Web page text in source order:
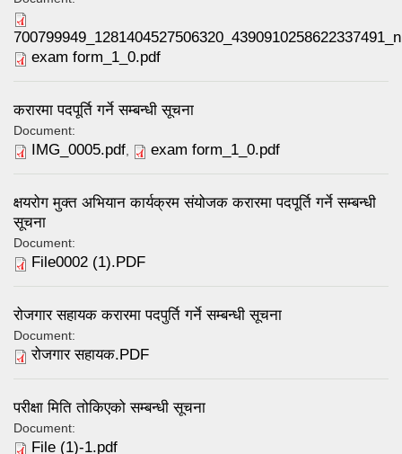
exam form_1_0.pdf
करारमा पदपूर्ति गर्ने सम्बन्धी सूचना
Document:
IMG_0005.pdf, exam form_1_0.pdf
क्षयरोग मुक्त अभियान कार्यक्रम संयोजक करारमा पदपूर्ति गर्ने सम्बन्धी
सूचना
Document:
File0002 (1).PDF
रोजगार सहायक करारमा पदपुर्ति गर्ने सम्बन्धी सूचना
Document:
रोजगार सहायक.PDF
परीक्षा मिति तोकिएको सम्बन्धी सूचना
Document:
File (1)-1.pdf